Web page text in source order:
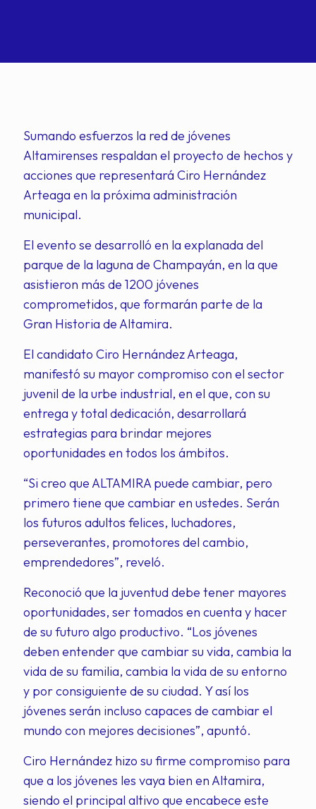
Sumando esfuerzos la red de jóvenes
Altamirenses respaldan el proyecto de hechos y
acciones que representará Ciro Hernández
Arteaga en la próxima administración
municipal.
El evento se desarrolló en la explanada del
parque de la laguna de Champayán, en la que
asistieron más de 1200 jóvenes
comprometidos, que formarán parte de la
Gran Historia de Altamira.
El candidato Ciro Hernández Arteaga,
manifestó su mayor compromiso con el sector
juvenil de la urbe industrial, en el que, con su
entrega y total dedicación, desarrollará
estrategias para brindar mejores
oportunidades en todos los ámbitos.
“Si creo que ALTAMIRA puede cambiar, pero
primero tiene que cambiar en ustedes. Serán
los futuros adultos felices, luchadores,
perseverantes, promotores del cambio,
emprendedores”, reveló.
Reconoció que la juventud debe tener mayores
oportunidades, ser tomados en cuenta y hacer
de su futuro algo productivo. “Los jóvenes
deben entender que cambiar su vida, cambia la
vida de su familia, cambia la vida de su entorno
y por consiguiente de su ciudad. Y así los
jóvenes serán incluso capaces de cambiar el
mundo con mejores decisiones”, apuntó.
Ciro Hernández hizo su firme compromiso para
que a los jóvenes les vaya bien en Altamira,
siendo el principal altivo que encabece este